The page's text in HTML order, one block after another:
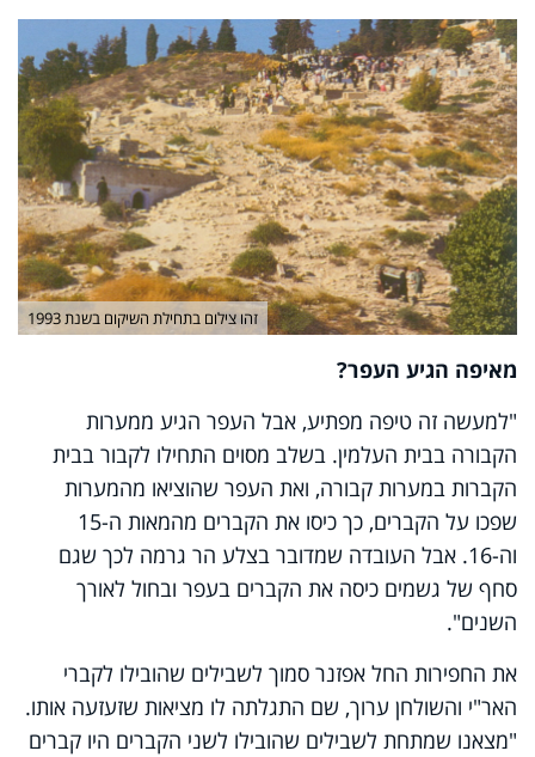
זהו צילום בתחילת השיקום בשנת 1993
מאיפה הגיע העפר?
"למעשה זה טיפה מפתיע, אבל העפר הגיע ממערות
הקבורה בבית העלמין. בשלב מסוים התחילו לקבור בבית
הקברות במערות קבורה, ואת העפר שהוציאו מהמערות
שפכו על הקברים, כך כיסו את הקברים מהמאות ה-15
וה-16. אבל העובדה שמדובר בצלע הר גרמה לכך שגם
סחף של גשמים כיסה את הקברים בעפר ובחול לאורך
השנים".
את החפירות החל אפזנר סמוך לשבילים שהובילו לקברי
האר"י והשולחן ערוך, שם התגלתה לו מציאות שזעזעה אותו.
"מצאנו שמתחת לשבילים שהובילו לשני הקברים היו קברים